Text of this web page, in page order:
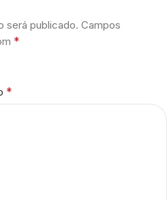
será publicado. Campos
*
*